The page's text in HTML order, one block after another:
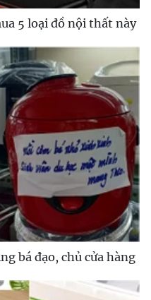
5 loại đồ nội thất này
bá đạo, chủ cửa hàng